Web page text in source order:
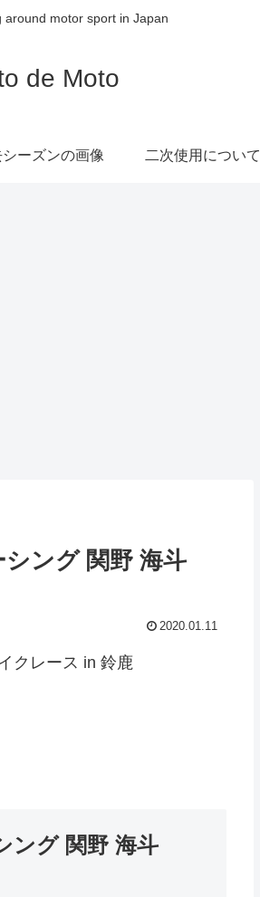
around motor sport in Japan
de Moto
ーズンの画像 二次使用について
ング 関野 海斗
2020.01.11
クレース in 鈴鹿
ング 関野 海斗